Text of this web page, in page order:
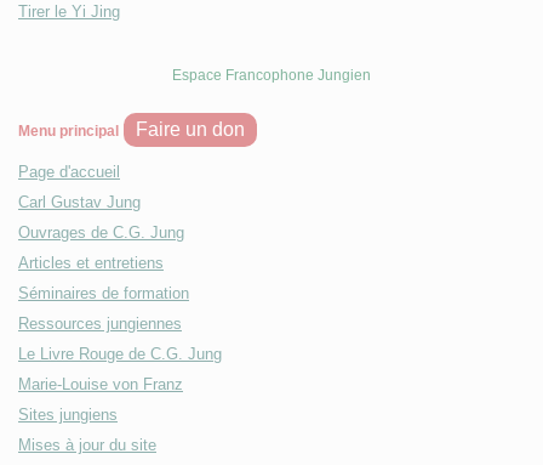
Tirer le Yi Jing
Espace Francophone Jungien
Menu principal Faire un don
Page d'accueil
Carl Gustav Jung
Ouvrages de C.G. Jung
Articles et entretiens
Séminaires de formation
Ressources jungiennes
Le Livre Rouge de C.G. Jung
Marie-Louise von Franz
Sites jungiens
Mises à jour du site